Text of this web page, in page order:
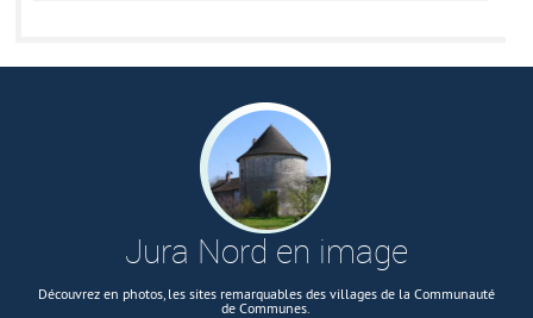
Jura Nord en image
Découvrez en photos, les sites remarquables des villages de la Communauté
de Communes.